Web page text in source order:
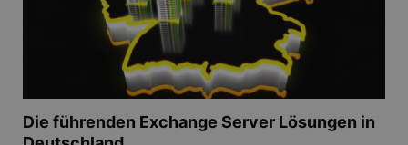
Die führenden Exchange Server Lösungen in